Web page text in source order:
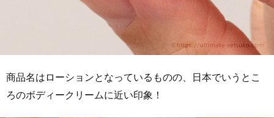
商品名はローションとなっているものの、日本でいうとこ
ろのボディークリームに近い印象！